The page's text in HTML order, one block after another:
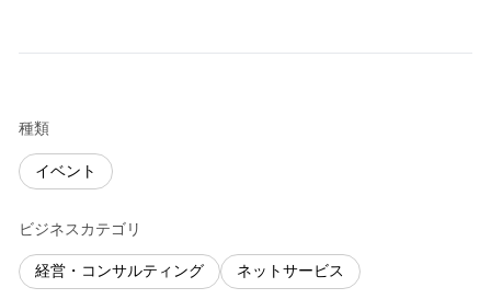
種類
イベント
ビジネスカテゴリ
経営・コンサルティング ネットサービス